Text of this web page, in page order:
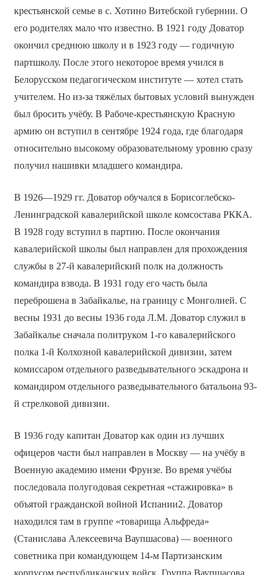
крестьянской семье в с. Хотино Витебской губернии. О
его родителях мало что известно. В 1921 году Доватор
окончил среднюю школу и в 1923 году — годичную
партшколу. После этого некоторое время учился в
Белорусском педагогическом институте — хотел стать
учителем. Но из-за тяжёлых бытовых условий вынужден
был бросить учёбу. В Рабоче-крестьянскую Красную
армию он вступил в сентябре 1924 года, где благодаря
относительно высокому образовательному уровню сразу
получил нашивки младшего командира.
В 1926—1929 гг. Доватор обучался в Борисоглебско-
Ленинградской кавалерийской школе комсостава РККА.
В 1928 году вступил в партию. После окончания
кавалерийской школы был направлен для прохождения
службы в 27-й кавалерийский полк на должность
командира взвода. В 1931 году его часть была
переброшена в Забайкалье, на границу с Монголией. С
весны 1931 до весны 1936 года Л.М. Доватор служил в
Забайкалье сначала политруком 1-го кавалерийского
полка 1-й Колхозной кавалерийской дивизии, затем
комиссаром отдельного разведывательного эскадрона и
командиром отдельного разведывательного батальона 93-
й стрелковой дивизии.
В 1936 году капитан Доватор как один из лучших
офицеров части был направлен в Москву — на учёбу в
Военную академию имени Фрунзе. Во время учёбы
последовала полугодовая секретная «стажировка» в
объятой гражданской войной Испании2. Доватор
находился там в группе «товарища Альфреда»
(Станислава Алексеевича Ваупшасова) — военного
советника при командующем 14-м Партизанским